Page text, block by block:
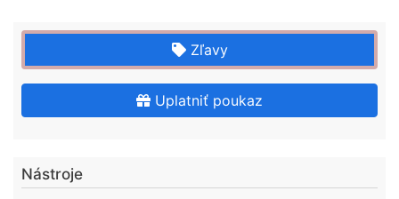
Zľavy
Uplatniť poukaz
Nástroje